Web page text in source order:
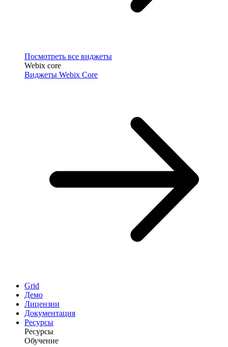
Посмотреть все виджеты
Webix core
Виджеты Webix Core
Grid
Демо
Лицензии
Документация
Ресурсы
Ресурсы
Обучение